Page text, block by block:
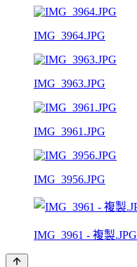
IMG_3964.JPG
IMG_3963.JPG
IMG_3961.JPG
IMG_3956.JPG
IMG_3961 - 複製.JPG